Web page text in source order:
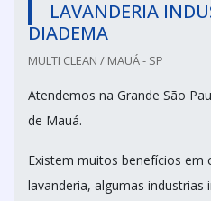
LAVANDERIA
DIADEMA
MULTI CLEAN / MAUÁ - SP
Atendemos na Grande São
de Mauá.
Existem muitos benefícios em
lavanderia, algumas